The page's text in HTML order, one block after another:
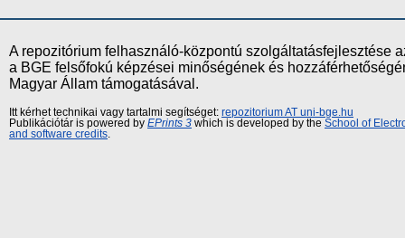
A repozitórium felhasználó-központú szolgáltatásfejlesztése
a BGE felsőfokú képzései minőségének és
Magyar Állam támogatásával.
Itt kérhet technikai vagy tartalmi segítséget: repozitorium AT uni-bge.hu
Publikációtár is powered by EPrints 3 which is developed by the School of
and software credits